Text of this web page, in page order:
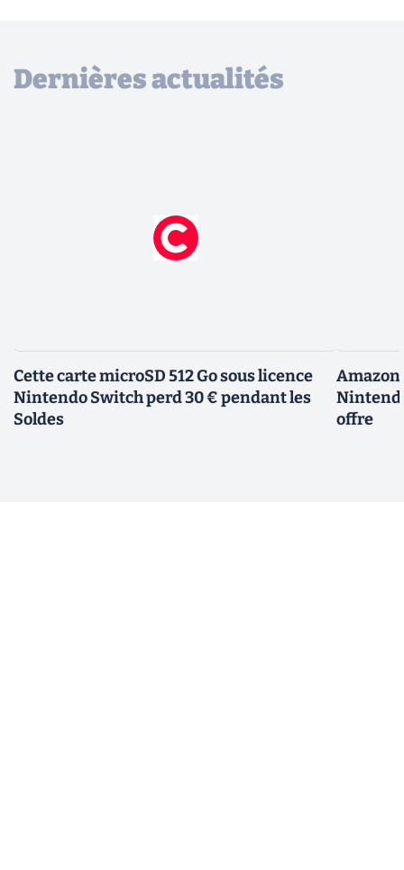
Dernières actualités
Cette carte microSD 512 Go sous licence
Nintendo Switch perd 30 € pendant les
Soldes
offre